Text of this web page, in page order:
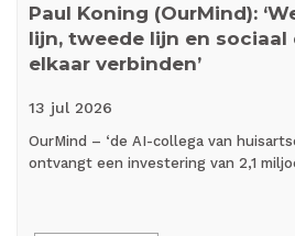
Paul Koning (OurMind):
lijn, tweede lijn en sociaal
elkaar verbinden’
13 jul 2026
OurMind – ‘de AI-collega van
ontvangt een investering van 2,1